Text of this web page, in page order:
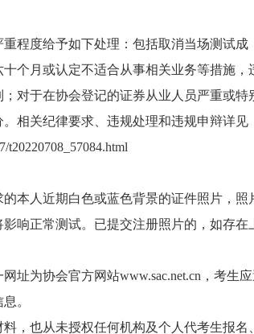
程度给予如下处理：包括取消当场测试成
个月或认定不适合从事相关业务等措施，
对于在协会登记的证券从业人员严重或特
相关纪律要求、违规处理和违规申辩详见
t20220708_57084.html
本人近期白色或蓝色背景的证件照片，照
响正常测试。已提交注册照片的，如存在
址为协会官方网站www.sac.net.cn，考生
。
，也从未授权任何机构及个人代考生报名、